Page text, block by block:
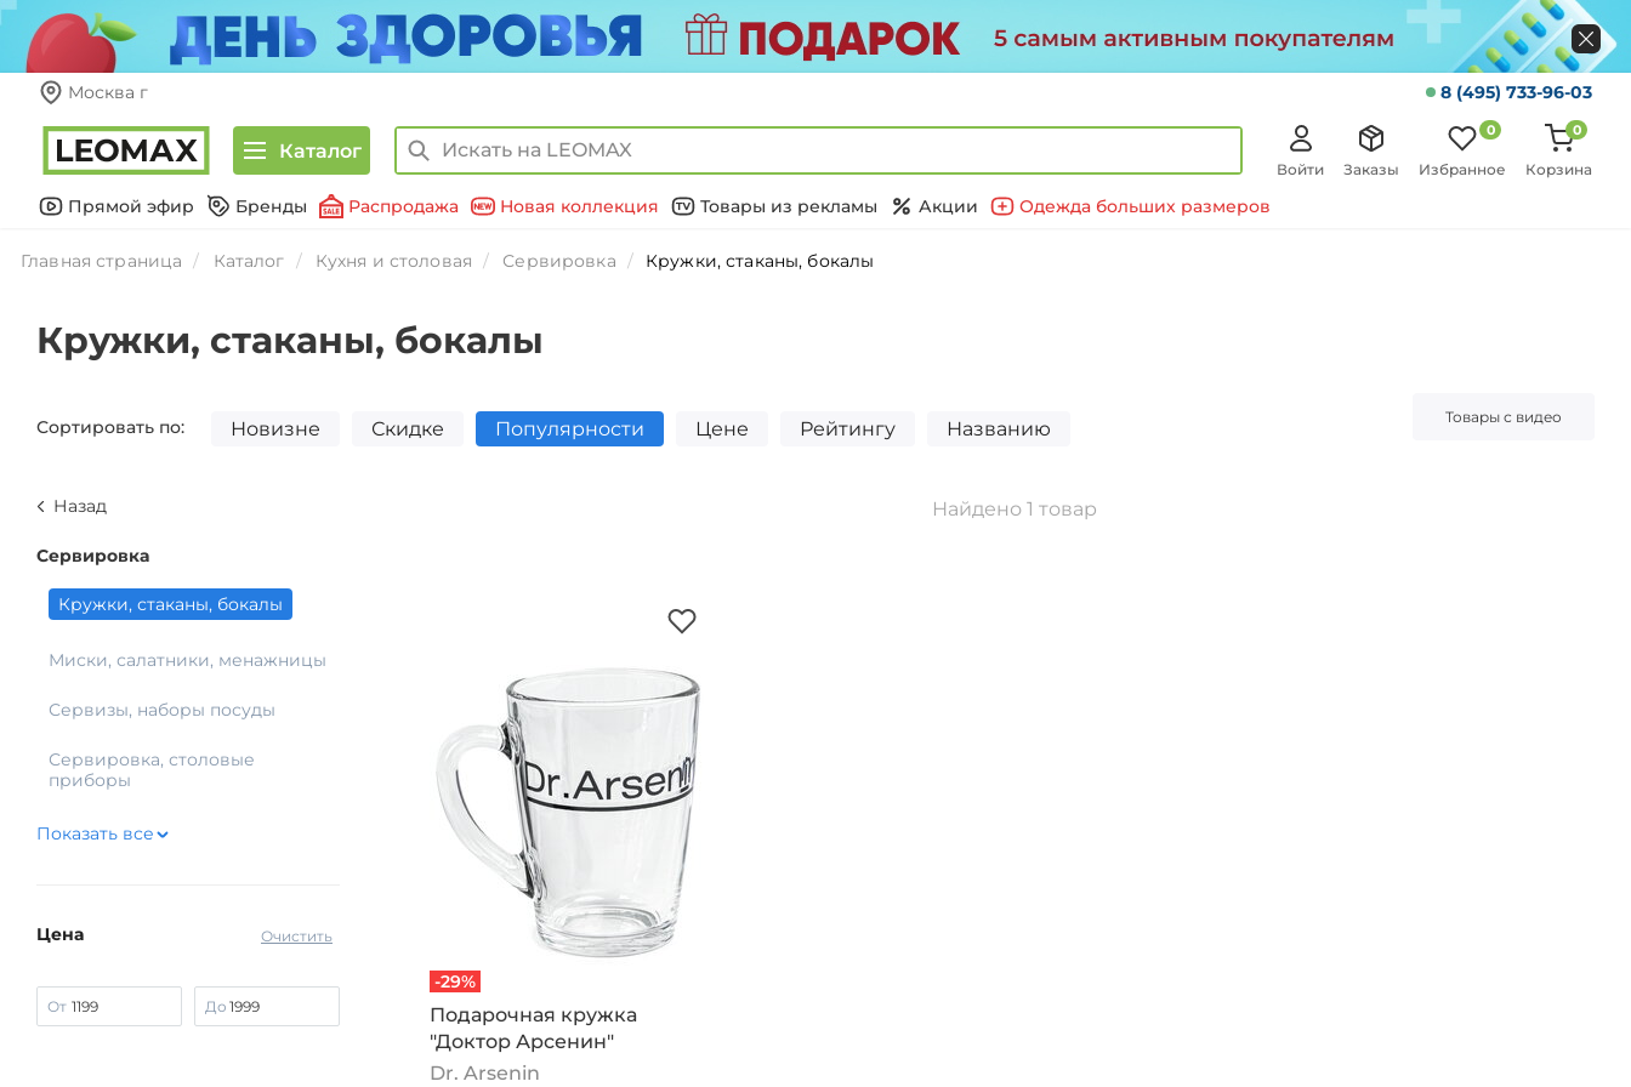
Москва г 8 (495) 733-96-03
Каталог
Войти Заказы Избранное
0
Корзина
0
Прямой эфир Бренды Распродажа Новая коллекция Товары из рекламы Акции Одежда больших размеров
Главная страница Каталог Кухня и столовая Сервировка Кружки, стаканы, бокалы
Кружки, стаканы, бокалы
Сортировать по: Новизне Скидке Популярности Цене Рейтингу Названию
Товары с видео
Назад
Сервировка
Кружки, стаканы, бокалы
Миски, салатники, менажницы
Сервизы, наборы посуды
Сервировка, столовые
приборы
Показать все
Очистить
Цена
От До
Найдено 1 товар
-29%
Подарочная кружка
"Доктор Арсенин"
Dr. Arsenin